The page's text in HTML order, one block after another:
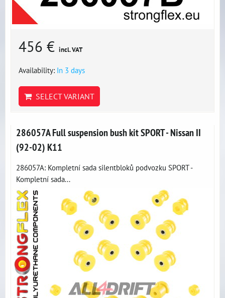
456 € incl. VAT
Availability: In 3 days
SELECT VARIANT
286057A Full suspension bush kit SPORT - Nissan II
(92-02) K11
286057A: Kompletní sada silentbloků podvozku SPORT -
Kompletní sada...